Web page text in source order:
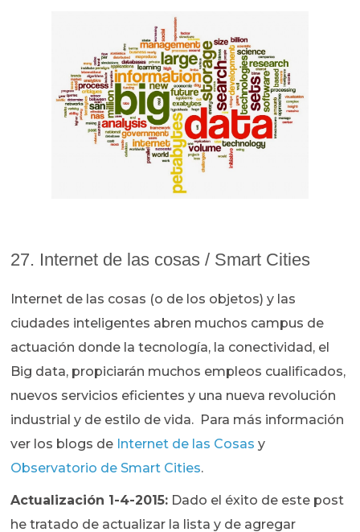
27. Internet de las cosas / Smart Cities
Internet de las cosas (o de los objetos) y las
ciudades inteligentes abren muchos campus de
actuación donde la tecnología, la conectividad, el
Big data, propiciarán muchos empleos cualificados,
nuevos servicios eficientes y una nueva revolución
industrial y de estilo de vida. Para más información
ver los blogs de Internet de las Cosas y
Observatorio de Smart Cities.
Actualización 1-4-2015: Dado el éxito de este post
he tratado de actualizar la lista y de agregar